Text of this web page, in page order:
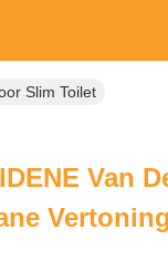
Slim Toilet
Van